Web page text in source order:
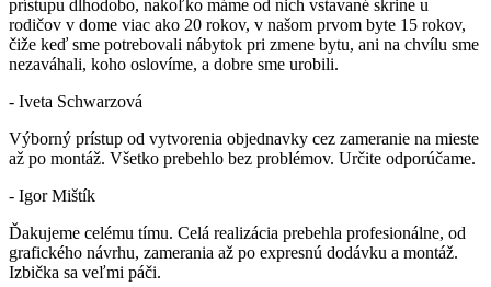
prístupu dlhodobo, nakoľko máme od nich vstavané skrine u
rodičov v dome viac ako 20 rokov, v našom prvom byte 15 rokov,
čiže keď sme potrebovali nábytok pri zmene bytu, ani na chvílu sme
nezaváhali, koho oslovíme, a dobre sme urobili.
- Iveta Schwarzová
Výborný prístup od vytvorenia objednavky cez zameranie na mieste
až po montáž. Všetko prebehlo bez problémov. Určite odporúčame.
- Igor Mištík
Ďakujeme celému tímu. Celá realizácia prebehla profesionálne, od
grafického návrhu, zamerania až po expresnú dodávku a montáž.
Izbička sa veľmi páči.